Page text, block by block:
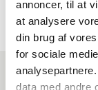
annoncer, til at
at analysere
din brug af
for sociale
data med andre
Interiør A/S